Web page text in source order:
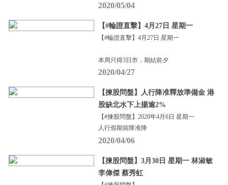
2020/05/04
【#輪證直擊】4月27日 星期一
【#輪證直擊】4月27日 星期一
本周只得3日市，期結前夕
2020/04/27
【揀股問盤】人行降准釋放準備金 港
股缺北水下上揚逾2%
【#揀股問盤】2020年4月6日 星期一
人行假期前降准降
2020/04/06
【揀股問盤】3月30日 星期一 林淑敏
李偉傑 蔡秀虹